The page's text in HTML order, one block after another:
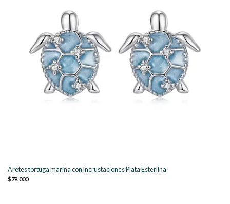
Aretes tortuga marina con incrustaciones Plata Esterlina
$79.000